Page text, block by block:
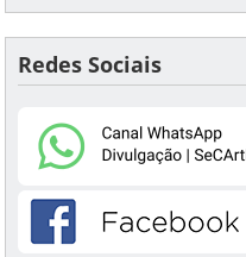
Redes Sociais